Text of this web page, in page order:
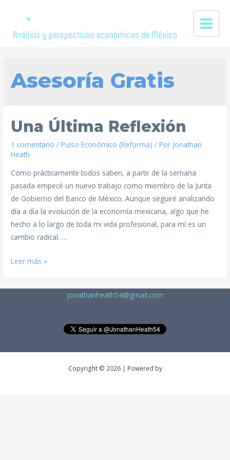
Asesoría Gratis
Una Última Reflexión
1 comentario /Pulso Económico (Reforma) / Por Jonathan
Heath
Como prácticamente todos saben, a partir de la semana
pasada empecé un nuevo trabajo como miembro de la Junta
de Gobierno del Banco de México. Aunque seguiré analizando
día a día la evolución de la economía mexicana, algo que he
hecho a lo largo de toda mi vida profesional, para mí es un
cambio radical. …
Leer más »
jonathanheath54@gmail.com
Copyright © 2026 | Powered by